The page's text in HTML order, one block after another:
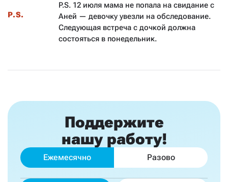
P.S.
P.S. 12 июля мама не попала на свидание с
Аней — девочку увезли на обследование.
Следующая встреча с дочкой должна
состояться в понедельник.
Поддержите
нашу работу!
Ежемесячно Разово